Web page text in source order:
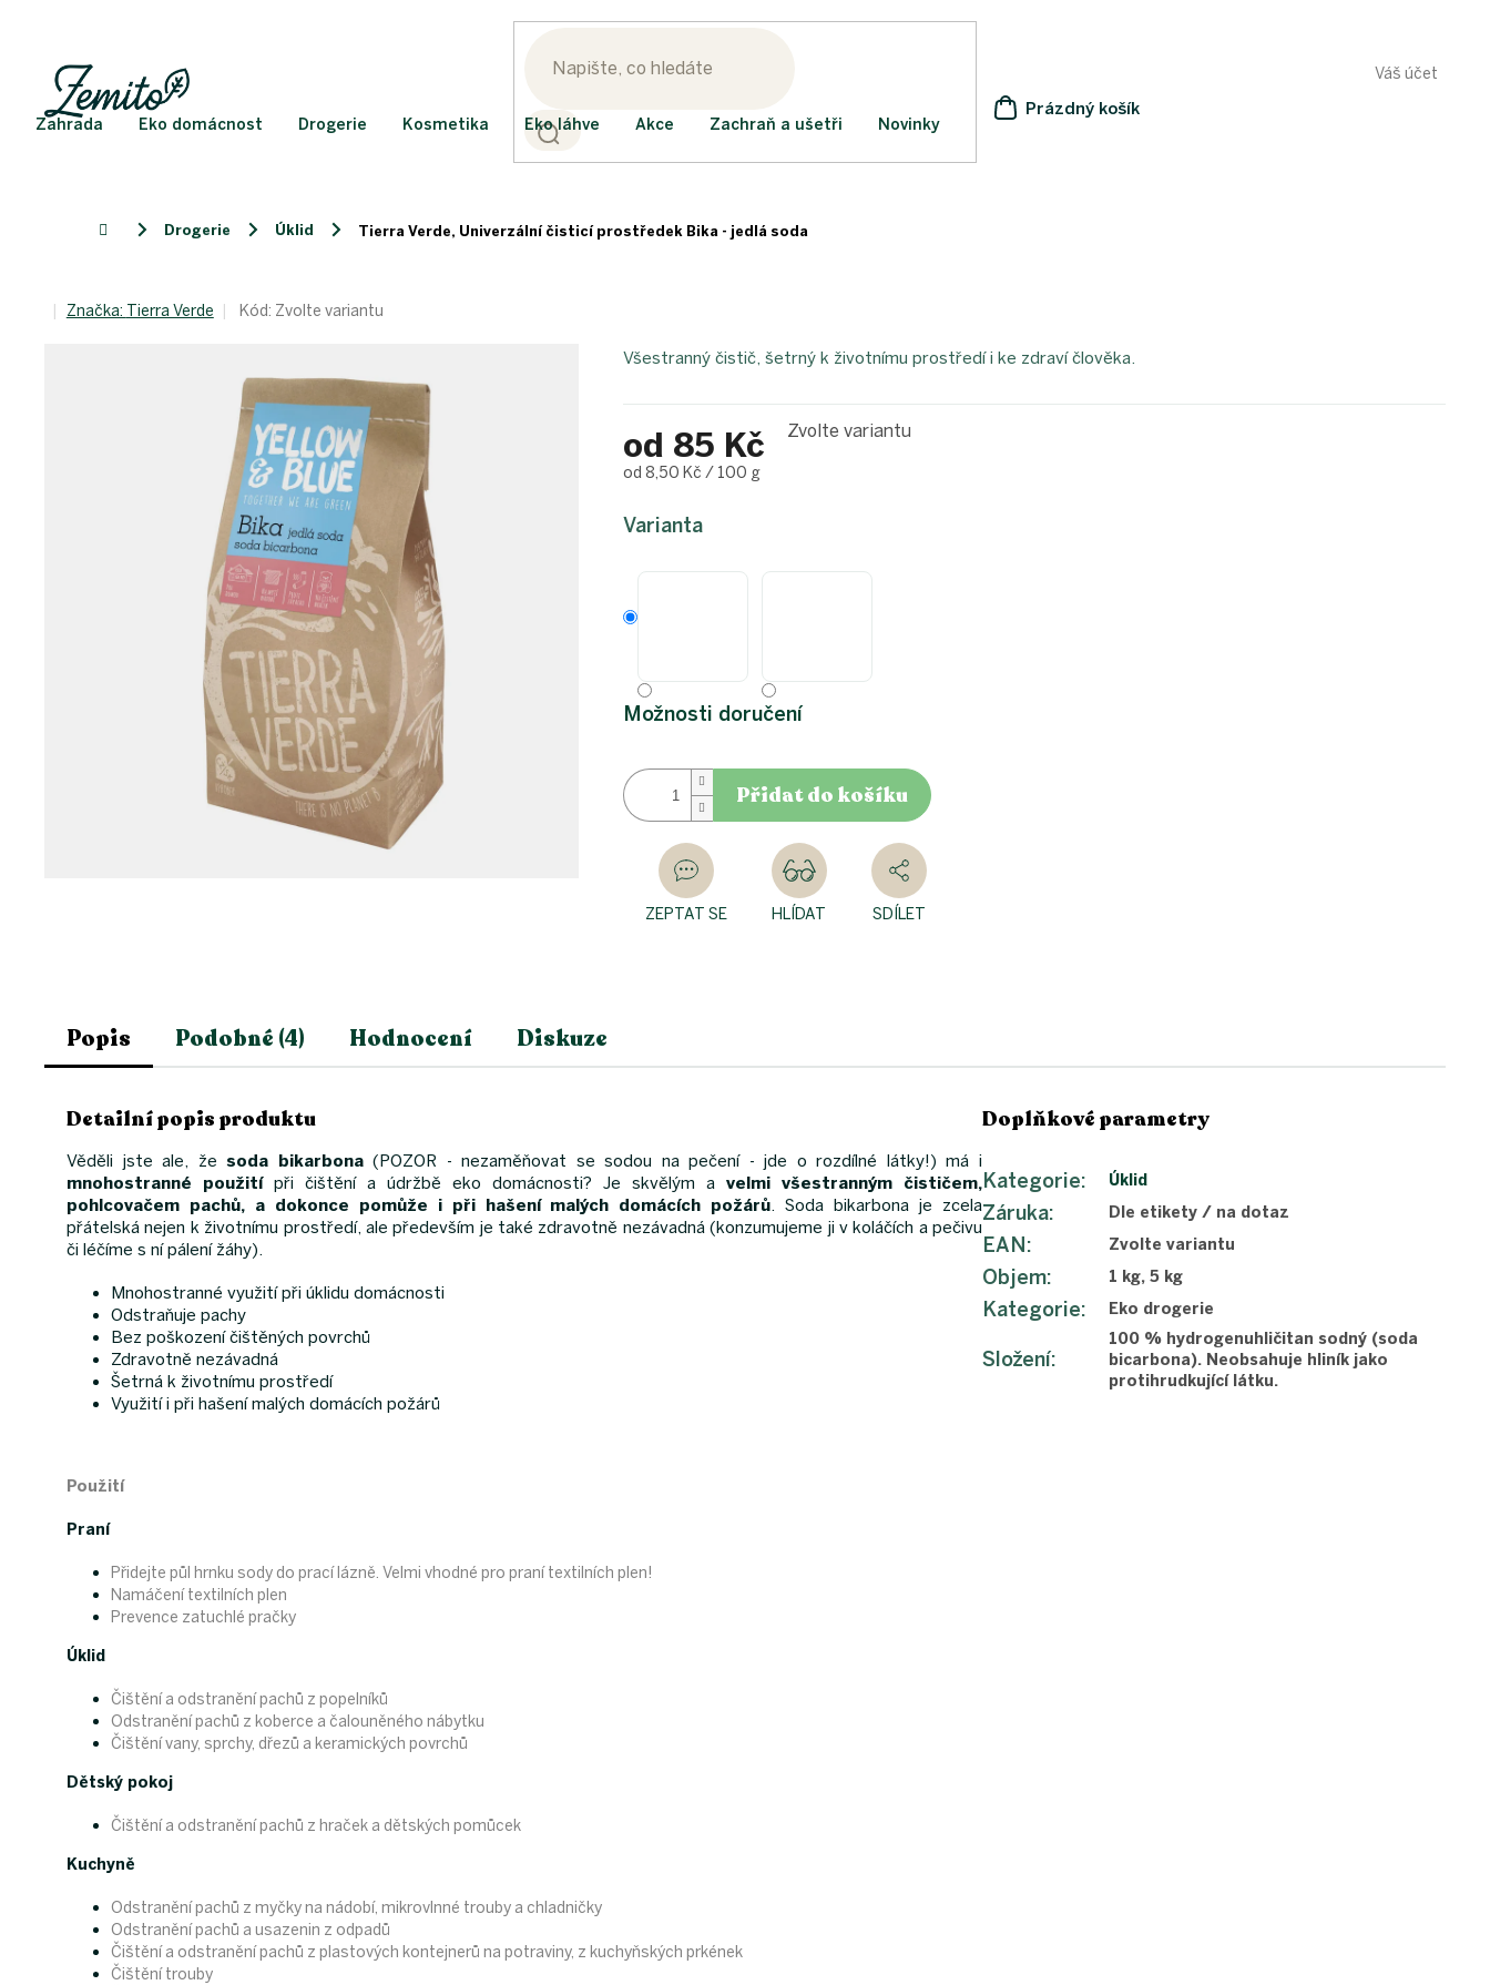
Váš účet
NÁKUPNÍ
Prázdný košík
Zahrada Eko domácnost Drogerie Kosmetika Eko láhve Akce Zachraň a ušetři Novinky
Domů Drogerie Úklid Tierra Verde, Univerzální čisticí prostředek Bika - jedlá soda
Značka: Tierra Verde Kód: Zvolte variantu
od 85 Kč
Měrná
od 8,50 Kč / 100 g
Zvolte variantu
Varianta
Možnosti doručení
Přidat do košíku
Všestranný čistič, šetrný k životnímu prostředí i ke zdraví člověka.
ZEPTAT SE HLÍDAT SDÍLET
Popis Podobné (4) Hodnocení Diskuze
Detailní popis produktu
Věděli jste ale, žesoda bikarbona(POZOR - nezaměňovat se sodou na pečení - jde o rozdílné látky!) má i
mnohostranné použitípři čištění a údržbě eko domácnosti? Je skvělým avelmi všestranným čističem,
pohlcovačem pachů, a dokonce pomůže i při hašení malých domácích požárů . Soda bikarbona je zcela
přátelská nejen k životnímu prostředí, ale především je také zdravotně nezávadná (konzumujeme ji v koláčích a pečivu
či léčíme s ní pálení žáhy).
Mnohostranné využití při úklidu domácnosti
Odstraňuje pachy
Bez poškození čištěných povrchů
Zdravotně nezávadná
Šetrná k životnímu prostředí
Využití i při hašení malých domácích požárů
Použití
Praní
Přidejte půl hrnku sody do prací lázně. Velmi vhodné pro praní textilních plen!
Namáčení textilních plen
Prevence zatuchlé pračky
Úklid
Čištění a odstranění pachů z popelníků
Odstranění pachů z koberce a čalouněného nábytku
Čištění vany, sprchy, dřezů a keramických povrchů
Dětský pokoj
Čištění a odstranění pachů z hraček a dětských pomůcek
Kuchyně
Odstranění pachů z myčky na nádobí, mikrovlnné trouby a chladničky
Odstranění pachů a usazenin z odpadů
Čištění a odstranění pachů z plastových kontejnerů na potraviny, z kuchyňských prkének
Čištění trouby
Doplňkové parametry
Kategorie: Úklid
Záruka: Dle etikety / na dotaz
EAN: Zvolte variantu
Objem: 1 kg, 5 kg
Kategorie: Eko drogerie
Složení:
100 % hydrogenuhličitan sodný (soda
bicarbona). Neobsahuje hliník jako
protihrudkující látku.